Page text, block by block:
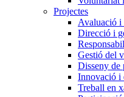
Projectes
Avaluació i
Direcció i
Gestió del
Disseny de
Innovació i
Treball en